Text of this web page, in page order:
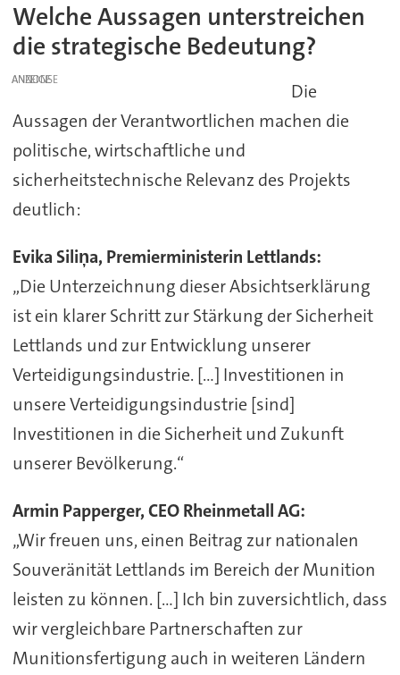
Welche Aussagen unterstreichen
die strategische Bedeutung?
ANZEIGE
Die
Aussagen der Verantwortlichen machen die
politische, wirtschaftliche und
sicherheitstechnische Relevanz des Projekts
deutlich:
Evika Siliņa, Premierministerin Lettlands:
„Die Unterzeichnung dieser Absichtserklärung
ist ein klarer Schritt zur Stärkung der Sicherheit
Lettlands und zur Entwicklung unserer
Verteidigungsindustrie. [...] Investitionen in
unsere Verteidigungsindustrie [sind]
Investitionen in die Sicherheit und Zukunft
unserer Bevölkerung.“
Armin Papperger, CEO Rheinmetall AG:
„Wir freuen uns, einen Beitrag zur nationalen
Souveränität Lettlands im Bereich der Munition
leisten zu können. [...] Ich bin zuversichtlich, dass
wir vergleichbare Partnerschaften zur
Munitionsfertigung auch in weiteren Ländern